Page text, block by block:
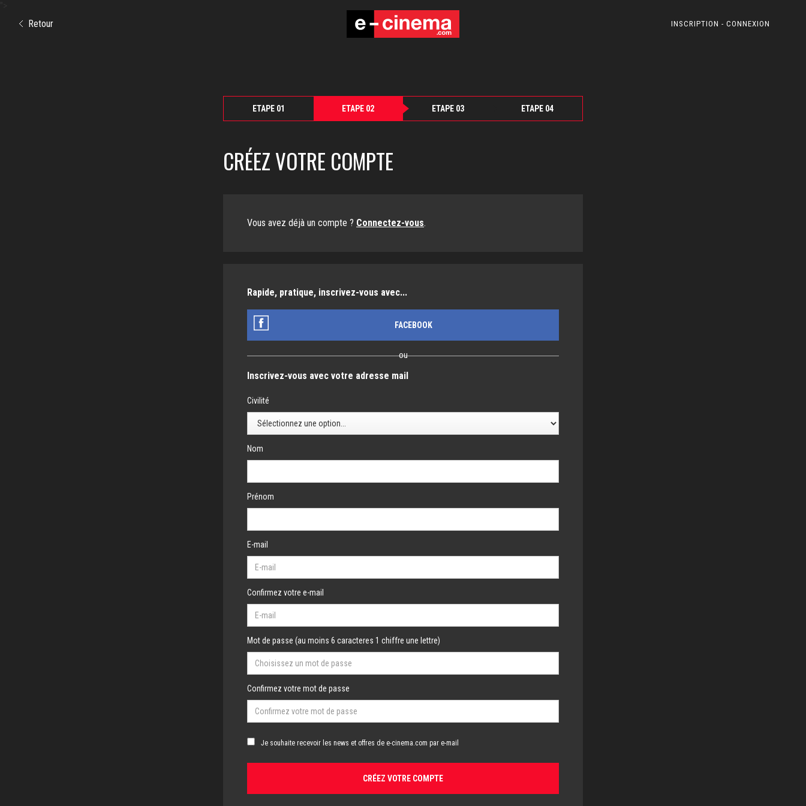
ETAPE 01 ETAPE 02 ETAPE 03 ETAPE 04
CRÉEZ VOTRE COMPTE
Vous avez déjà un compte ? Connectez-vous.
Rapide, pratique, inscrivez-vous avec...
FACEBOOK
ou
Inscrivez-vous avec votre adresse mail
Civilité
Nom
Prénom
E-mail
Confirmez votre e-mail
Mot de passe (au moins 6 caracteres 1 chiffre une lettre)
Confirmez votre mot de passe
Je souhaite recevoir les news et offres de e-cinema.com par e-mail
Retour
INSCRIPTION - CONNEXION